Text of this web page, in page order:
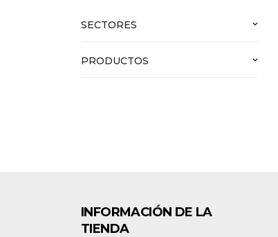
SECTORES keyboard_arrow_down
PRODUCTOS keyboard_arrow_down
INFORMACIÓN DE LA
TIENDA